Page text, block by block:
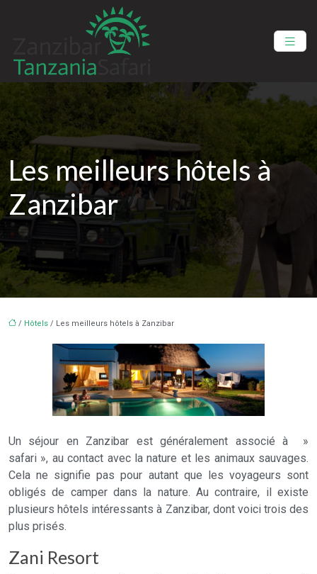
Les meilleurs hôtels à
Zanzibar
/ Hôtels / Les meilleurs hôtels à Zanzibar
Un séjour en Zanzibar est généralement associé à »
safari », au contact avec la nature et les animaux sauvages.
Cela ne signifie pas pour autant que les voyageurs sont
obligés de camper dans la nature. Au contraire, il existe
plusieurs hôtels intéressants à Zanzibar, dont voici trois des
plus prisés.
Zani Resort